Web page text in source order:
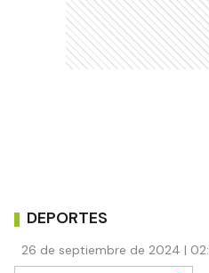
DEPORTES
26 de septiembre de 2024 |